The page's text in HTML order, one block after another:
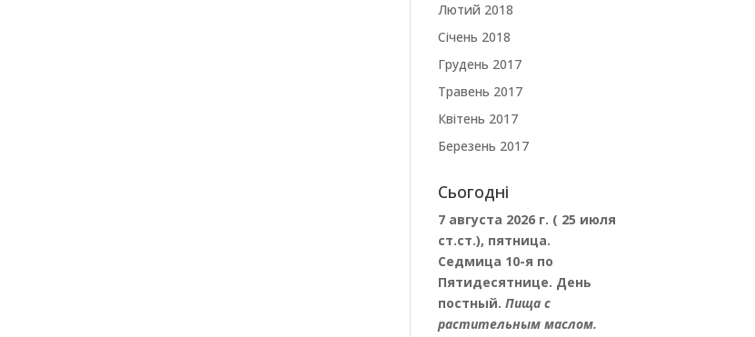
Лютий 2018
Січень 2018
Грудень 2017
Травень 2017
Квітень 2017
Березень 2017
Сьогодні
7 августа 2026 г. ( 25 июля
ст.ст.), пятница.
Седмица 10-я по
Пятидесятнице. День
постный. Пища с
растительным маслом.